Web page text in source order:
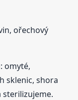
ořechový
omyté,
sklenic, shora
sterilizujeme.